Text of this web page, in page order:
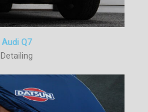
Audi Q7
Detailing